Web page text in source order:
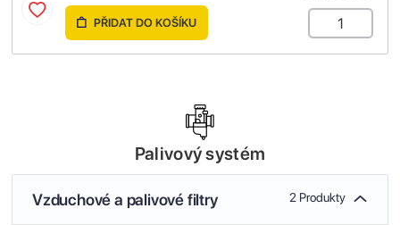
PŘIDAT DO KOŠÍKU
Palivový systém
Vzduchové a palivové filtry 2 Produkty